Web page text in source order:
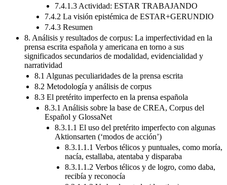
7.4.1.3 Actividad: ESTAR TRABAJANDO
7.4.2 La visión epistémica de ESTAR+GERUNDIO
7.4.3 Resumen
8. Análisis y resultados de corpus: La imperfectividad en la
prensa escrita española y americana en torno a sus
significados secundarios de modalidad, evidencialidad y
narratividad
8.1 Algunas peculiaridades de la prensa escrita
8.2 Metodología y análisis de corpus
8.3 El pretérito imperfecto en la prensa española
8.3.1 Análisis sobre la base de CREA, Corpus del
Español y GlossaNet
8.3.1.1 El uso del pretérito imperfecto con algunas
Aktionsarten (‘modos de acción’)
8.3.1.1.1 Verbos télicos y puntuales, como moría,
nacía, estallaba, atentaba y disparaba
8.3.1.1.2 Verbos télicos y de logro, como daba,
recibía y reconocía